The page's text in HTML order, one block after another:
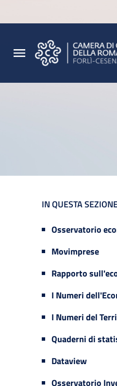
IN QUESTA
Osservatorio
Movimprese
Rapporto
I Numeri
I Numeri del
Quaderni di
Dataview
Osservatorio